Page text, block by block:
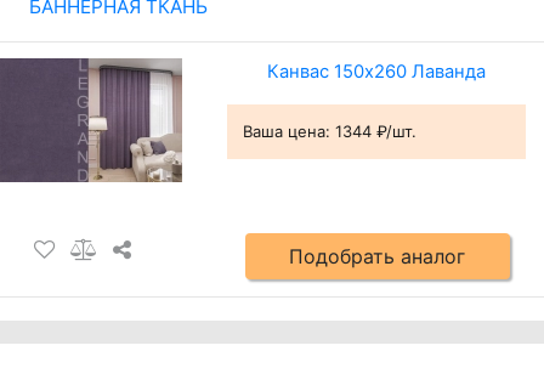
БАННЕРНАЯ ТКАНЬ
Канвас 150х260 Лаванда
Ваша цена: 1344 ₽/шт.
Подобрать аналог